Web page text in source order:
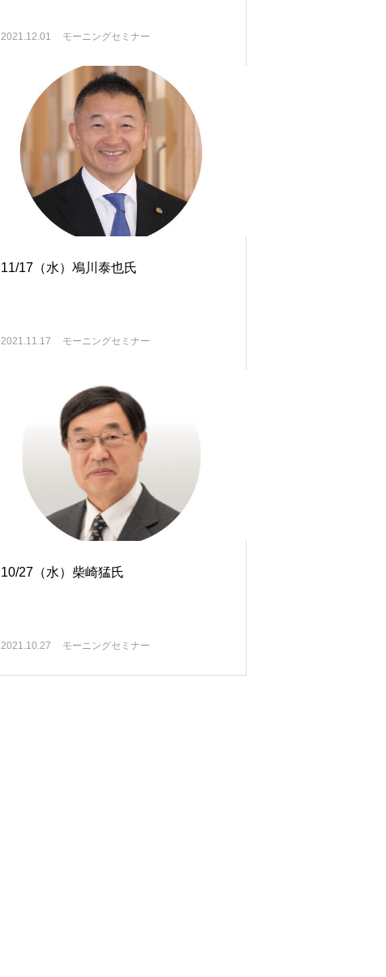
2021.12.01 モーニングセミナー
11/17（水）鳰川泰也氏
2021.11.17 モーニングセミナー
10/27（水）柴崎猛氏
2021.10.27 モーニングセミナー